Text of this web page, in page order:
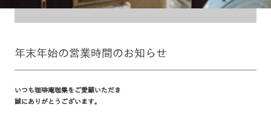
年末年始の営業時間のお知らせ
いつも珈琲庵珈集をご愛顧いただき
誠にありがとうございます。